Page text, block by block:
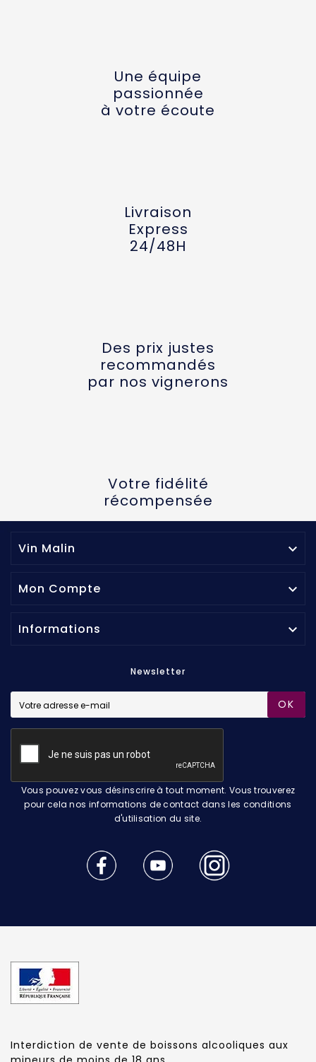
Une équipe
passionnée
à votre écoute
Livraison
Express
24/48H
Des prix justes
recommandés
par nos vignerons
Votre fidélité
récompensée
Vin Malin 
Mon Compte 
Informations 
Newsletter
OK
Vous pouvez vous désinscrire à tout moment. Vous trouverez
pour cela nos informations de contact dans les conditions
d'utilisation du site.
Interdiction de vente de boissons alcooliques aux